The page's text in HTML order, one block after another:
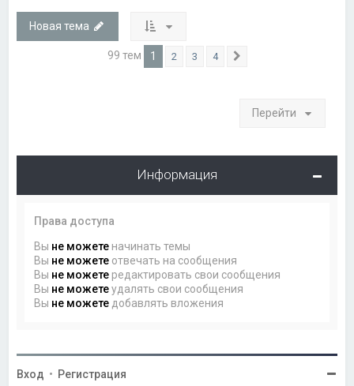
Новая тема
99 тем 1 2 3 4
Перейти
Информация
Права доступа
Вы не можете начинать темы
Вы не можете отвечать на сообщения
Вы не можете редактировать свои сообщения
Вы не можетеудалять свои сообщения
Вы не можете добавлять вложения
Вход • Регистрация